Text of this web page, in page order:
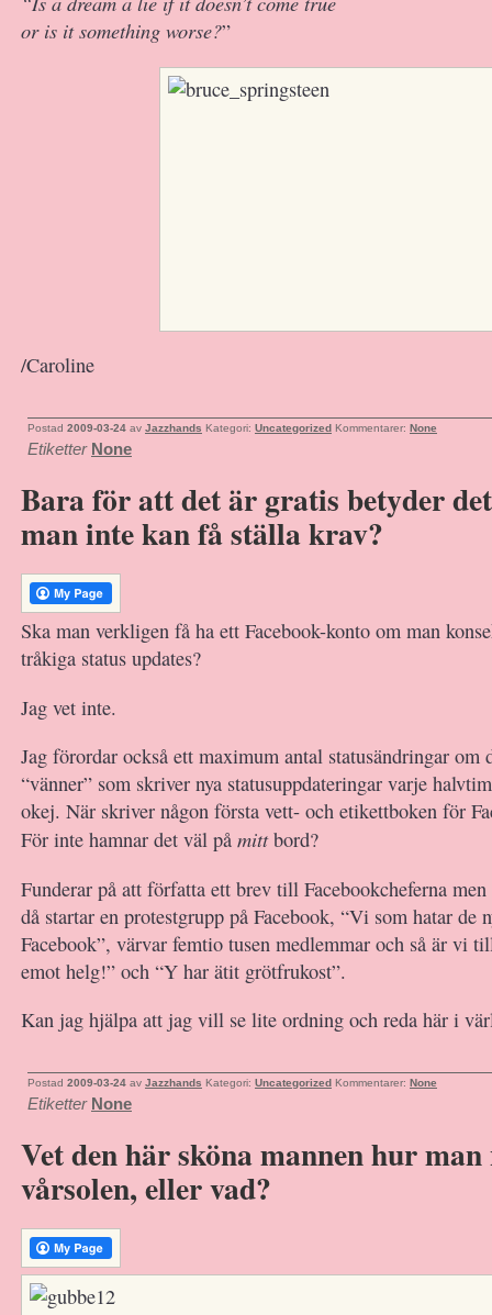
or is it something worse?”
/Caroline
Postad 2009-03-24 av Jazzhands Kategori: Uncategorized Kommentarer: None
Etiketter None
Bara för att det är gratis betyder
man inte kan få ställa krav?
Ska man verkligen få ha ett Facebook-konto om man
tråkiga status updates?
Jag vet inte.
Jag förordar också ett maximum antal statusändringar om
“vänner” som skriver nya statusuppdateringar varje
okej. När skriver någon första vett- och etikettboken för
För inte hamnar det väl på mittbord?
Funderar på att författa ett brev till Facebookcheferna
då startar en protestgrupp på Facebook, “Vi som hatar de
Facebook”, värvar femtio tusen medlemmar och så är vi
emot helg!” och “Y har ätit grötfrukost”.
Kan jag hjälpa att jag vill se lite ordning och reda här i
Postad 2009-03-24 av Jazzhands Kategori: Uncategorized Kommentarer: None
Etiketter None
Vet den här sköna mannen hur
vårsolen, eller vad?